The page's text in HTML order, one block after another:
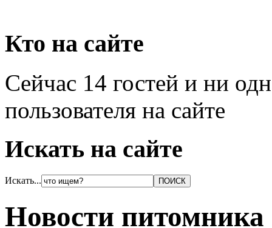
Кто на сайте
Сейчас 14 гостей и ни
пользователя на сайте
Искать на сайте
Искать...
Новости